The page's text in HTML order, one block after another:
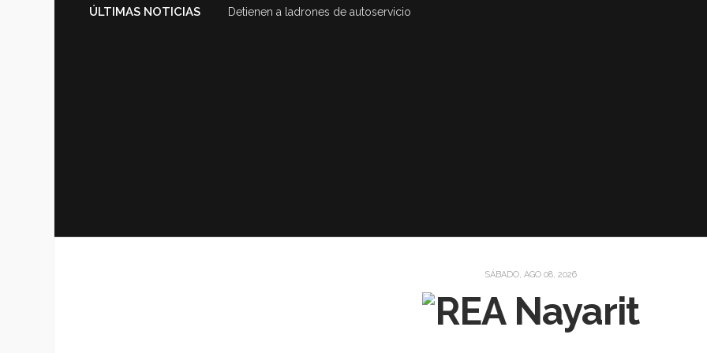
ÚLTIMAS NOTICIAS Detienen a ladrones de autoservicio
SÁBADO, AGO 08, 2026